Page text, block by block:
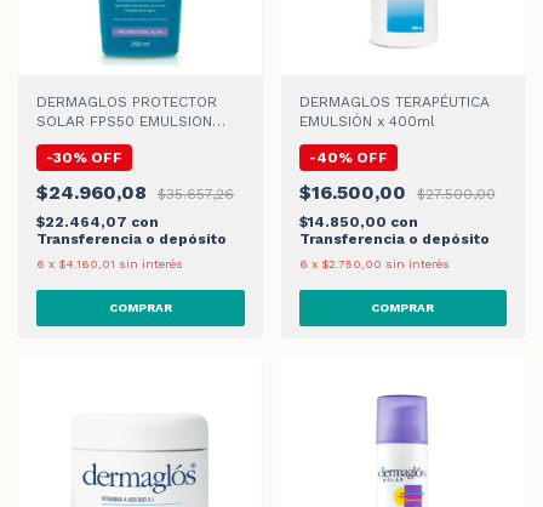
DERMAGLOS PROTECTOR
SOLAR FPS50 EMULSION
-30% OFF
$24.960,08
$35.657,26
$22.464,07 con
Transferencia o depósito
6 x $4.160,01 sin interés
DERMAGLOS TERAPÉUTICA
EMULSIÓN x 400ml
-40% OFF
$16.500,00
$27.500,00
$14.850,00 con
Transferencia o depósito
6 x $2.750,00 sin interés